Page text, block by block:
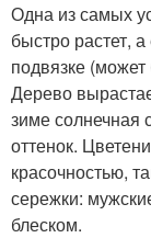
Одна из самых
быстро растет,
подвязке
Дерево
зиме солнечная
оттенок.
красочностью,
сережки:
блеском.